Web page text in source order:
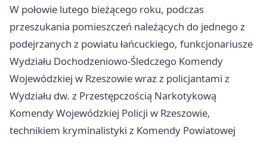
W połowie lutego bieżącego roku, podczas
przeszukania pomieszczeń należących do jednego z
podejrzanych z powiatu łańcuckiego, funkcjonariusze
Wydziału Dochodzeniowo-Śledczego Komendy
Wojewódzkiej w Rzeszowie wraz z policjantami z
Wydziału dw. z Przestępczością Narkotykową
Komendy Wojewódzkiej Policji w Rzeszowie,
technikiem kryminalistyki z Komendy Powiatowej